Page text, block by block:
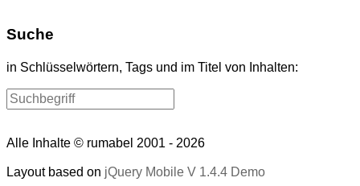
Suche
in Schlüsselwörtern, Tags und im Titel von Inhalten:
Alle Inhalte © rumabel 2001 - 2026
Layout based on jQuery Mobile V 1.4.4 Demo